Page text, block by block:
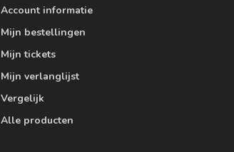
Account informatie
Mijn bestellingen
Mijn tickets
Mijn verlanglijst
Vergelijk
Alle producten